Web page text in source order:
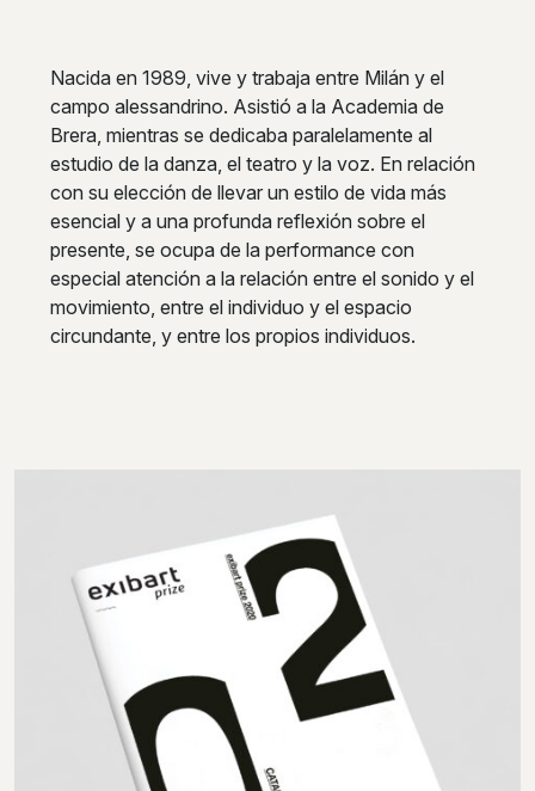
Nacida en 1989, vive y trabaja entre Milán y el
campo alessandrino. Asistió a la Academia de
Brera, mientras se dedicaba paralelamente al
estudio de la danza, el teatro y la voz. En relación
con su elección de llevar un estilo de vida más
esencial y a una profunda reflexión sobre el
presente, se ocupa de la performance con
especial atención a la relación entre el sonido y el
movimiento, entre el individuo y el espacio
circundante, y entre los propios individuos.